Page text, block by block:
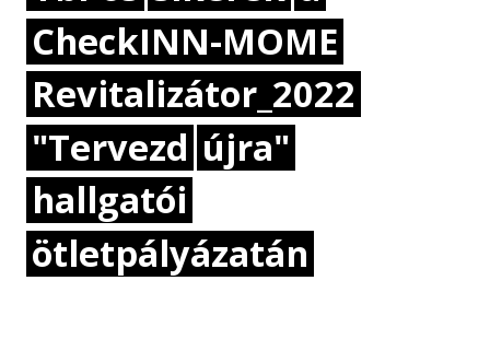
CheckINN-MOME
Revitalizátor_2022
"Tervezd újra"
hallgatói
ötletpályázatán